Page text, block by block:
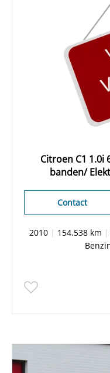
Citroen C1 1.0i
banden/
Contact
2010| 154.538 km |